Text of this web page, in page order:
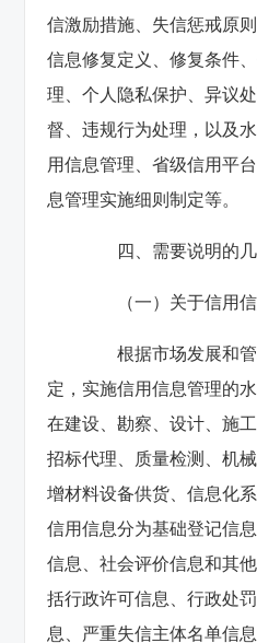
信激励措施、失信惩戒原
信息修复定义、修复条件
理、个人隐私保护、异议
督、违规行为处理，以及
用信息管理、省级信用平
息管理实施细则制定等。
四、需要说明的
（一）关于信用信
根据市场发展和管
定，实施信用信息管理的
在建设、勘察、设计、施
招标代理、质量检测、机
增材料设备供货、信息化
信用信息分为基础登记信
信息、社会评价信息和其
括行政许可信息、行政处
息、严重失信主体名单信